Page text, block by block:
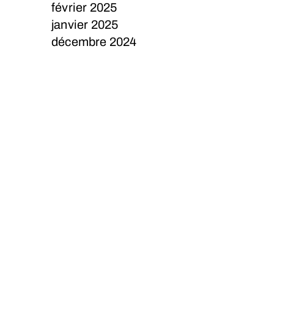
février 2025
janvier 2025
décembre 2024